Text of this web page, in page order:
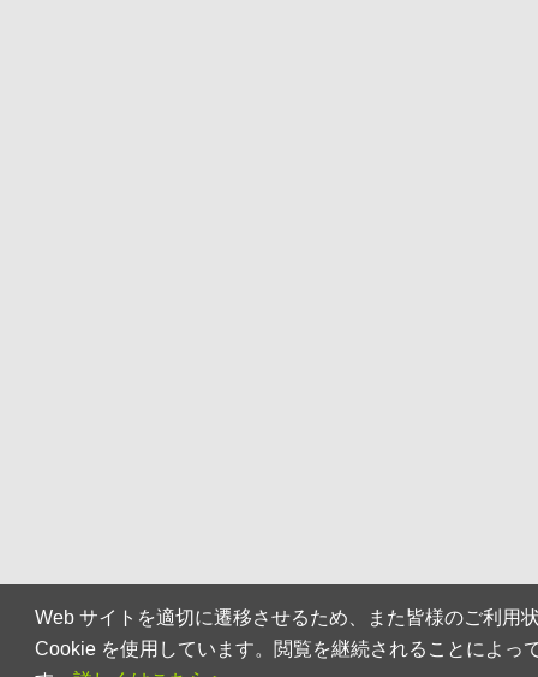
Web サイトを適切に遷移させるため、また皆様のご利用
Cookie を使用しています。閲覧を継続されることによっ